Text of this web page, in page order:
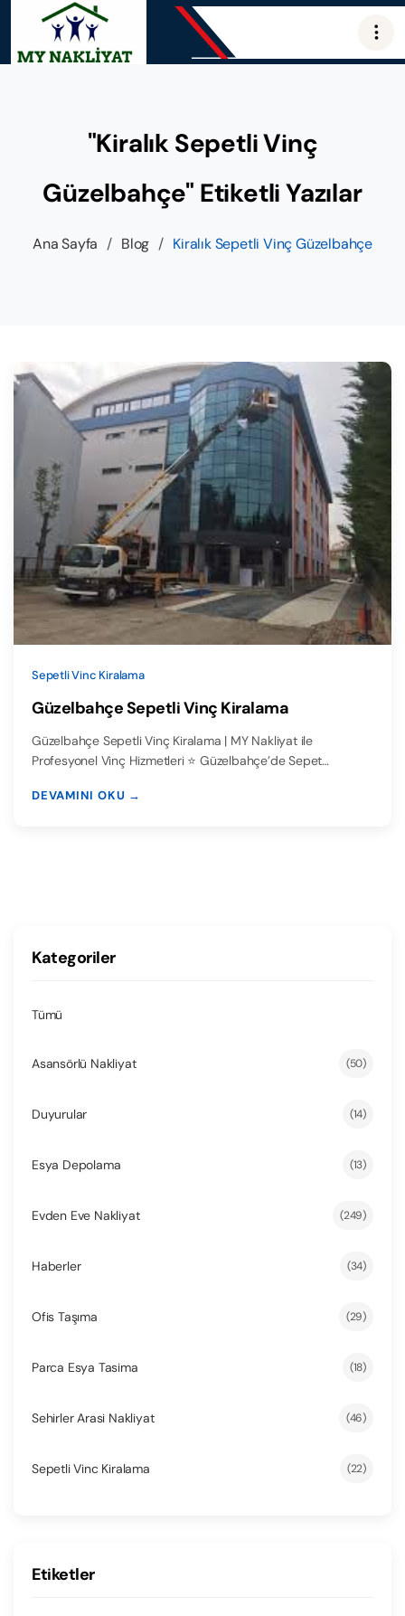
"Kiralık Sepetli Vinç
Güzelbahçe" Etiketli Yazılar
Ana Sayfa / Blog / Kiralık Sepetli Vinç Güzelbahçe
Sepetli Vinc Kiralama
Güzelbahçe Sepetli Vinç Kiralama
Güzelbahçe Sepetli Vinç Kiralama | MY Nakliyat ile
Profesyonel Vinç Hizmetleri ⭐ Güzelbahçe’de Sepet…
DEVAMINI OKU →
Kategoriler
Tümü
Asansörlü Nakliyat (50)
Duyurular (14)
Esya Depolama (13)
Evden Eve Nakliyat (249)
Haberler (34)
Ofis Taşıma (29)
Parca Esya Tasima (18)
Sehirler Arasi Nakliyat (46)
Sepetli Vinc Kiralama (22)
Etiketler